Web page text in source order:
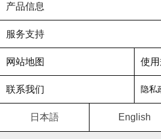
产品信息
服务支持
网站地图 使
联系我们 隐私
English
日本語